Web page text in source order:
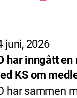
juni, 2026
har inngått
KS om
har sammen